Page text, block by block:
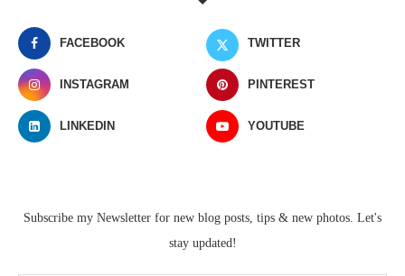
FACEBOOK TWITTER
INSTAGRAM PINTEREST
LINKEDIN YOUTUBE
Subscribe my Newsletter for new blog posts, tips & new photos. Let's
stay updated!